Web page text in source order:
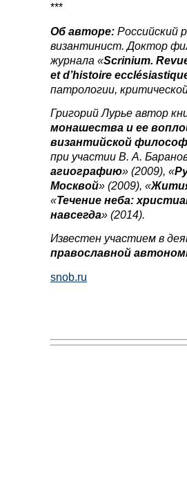
***
Об авторе: Российский
византинист. Доктор
журнала «Scrinium.
et d’histoire
патрологии,
Григорий Лурье автор
монашества и ее
византийской
при участии В. А.
агиографию» (2009), «
Москвой» (2009), «
«Течение неба:
навсегда» (2014).
Известен участием в
православной
snob.ru